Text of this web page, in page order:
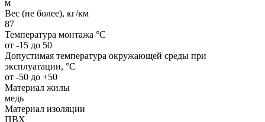
м
Вес (не более), кг/км
87
Температура монтажа °C
от -15 до 50
Допустимая температура окружающей среды при
эксплуатации, °C
от -50 до +50
Материал жилы
медь
Материал изоляции
ПВХ